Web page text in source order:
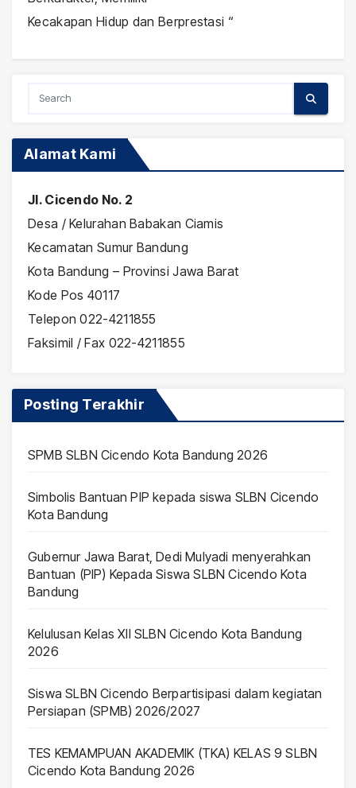
Kecakapan Hidup dan Berprestasi “
Alamat Kami
Jl. Cicendo No. 2
Desa / Kelurahan Babakan Ciamis
Kecamatan Sumur Bandung
Kota Bandung – Provinsi Jawa Barat
Kode Pos 40117
Telepon 022-4211855
Faksimil / Fax 022-4211855
Posting Terakhir
SPMB SLBN Cicendo Kota Bandung 2026
Simbolis Bantuan PIP kepada siswa SLBN Cicendo
Kota Bandung
Gubernur Jawa Barat, Dedi Mulyadi menyerahkan
Bantuan (PIP) Kepada Siswa SLBN Cicendo Kota
Bandung
Kelulusan Kelas XII SLBN Cicendo Kota Bandung
2026
Siswa SLBN Cicendo Berpartisipasi dalam kegiatan
Persiapan (SPMB) 2026/2027
TES KEMAMPUAN AKADEMIK (TKA) KELAS 9 SLBN
Cicendo Kota Bandung 2026